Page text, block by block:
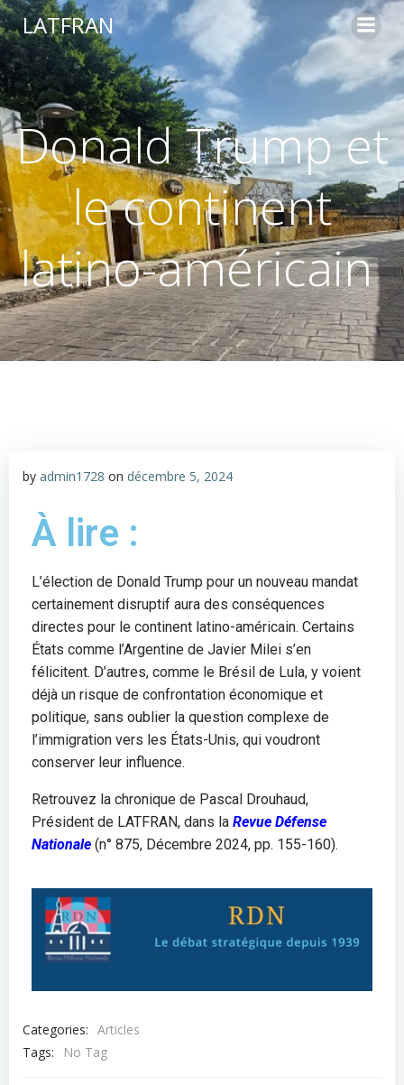
LATFRAN
Donald Trump et
le continent
latino-américain
by admin1728 on décembre 5, 2024
À lire :
L’élection de Donald Trump pour un nouveau mandat
certainement disruptif aura des conséquences
directes pour le continent latino-américain. Certains
États comme l’Argentine de Javier Milei s’en
félicitent. D’autres, comme le Brésil de Lula, y voient
déjà un risque de confrontation économique et
politique, sans oublier la question complexe de
l’immigration vers les États-Unis, qui voudront
conserver leur influence.
Retrouvez la chronique de Pascal Drouhaud,
Président de LATFRAN, dans la Revue Défense
Nationale (n° 875, Décembre 2024, pp. 155-160).
Categories: Articles
Tags:
No Tag